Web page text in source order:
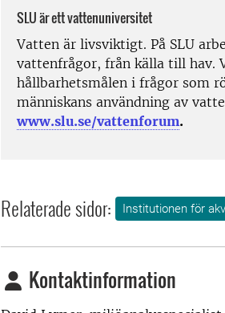
SLU är ett vattenuniversitet
Vatten är livsviktigt. På SLU
vattenfrågor, från källa till hav.
hållbarhetsmålen i frågor som
människans användning av
www.slu.se/vattenforum.
Relaterade sidor: Institutionen för
Kontaktinformation